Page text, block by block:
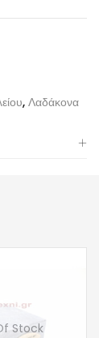
, Λαδάκονα
Stock